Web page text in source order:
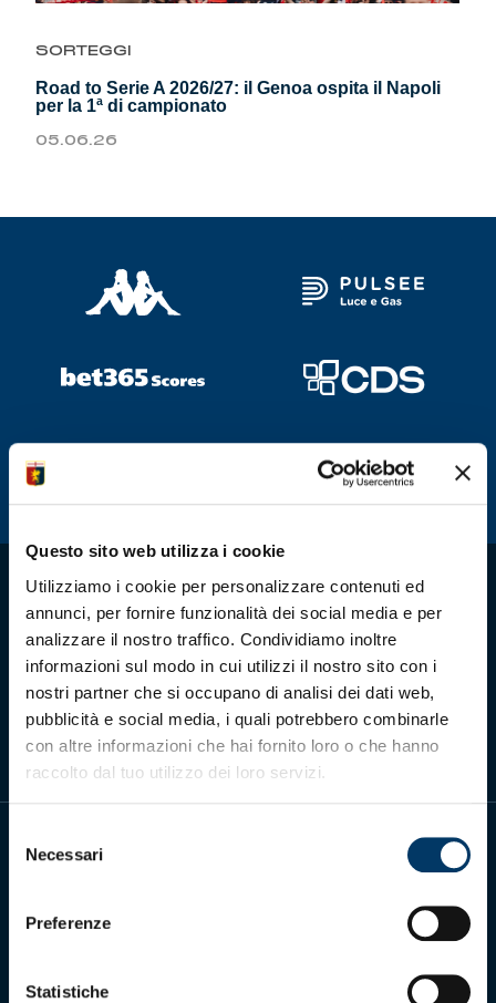
Questo sito web utilizza i cookie
Utilizziamo i cookie per personalizzare contenuti ed
annunci, per fornire funzionalità dei social media e per
analizzare il nostro traffico. Condividiamo inoltre
informazioni sul modo in cui utilizzi il nostro sito con i
nostri partner che si occupano di analisi dei dati web,
pubblicità e social media, i quali potrebbero combinarle
con altre informazioni che hai fornito loro o che hanno
raccolto dal tuo utilizzo dei loro servizi.
delNecessari
Preferenze
Statistiche
Genoa Academy
Tacchettee Collection
Urban Collection
Sebago x Genoa
Robe di Kappa x Genoa
Accessori
Party
Outlet
Isolani x Genoa
Gift Card Online Store
SORTEGGI
Road to Serie A 2026/27: il Genoa ospita il Napoli
per la 1ª di campionato
05.06.26
Iscritto al Registro Stampa del Tribunale di Genova n. 3054 in data 7